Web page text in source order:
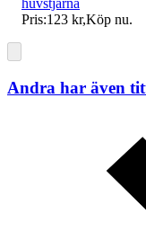
huvstjärna
Pris:123 kr,Köp nu.
Andra har även